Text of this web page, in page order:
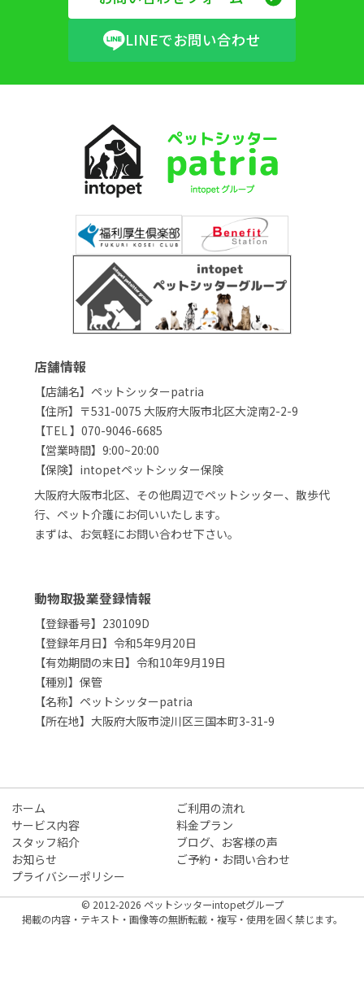
LINEでお問い合わせ
店舗情報
【店舗名】ペットシッターpatria
【住所】〒531-0075 大阪府大阪市北区大淀南2-2-9
【TEL 】070-9046-6685
【営業時間】9:00~20:00
【保険】intopetペットシッター保険
大阪府大阪市北区、その他周辺でペットシッター、散歩代
行、ペット介護にお伺いいたします。
まずは、お気軽にお問い合わせ下さい。
動物取扱業登録情報
【登録番号】230109D
【登録年月日】令和5年9月20日
【有効期間の末日】令和10年9月19日
【種別】保管
【名称】ペットシッターpatria
【所在地】大阪府大阪市淀川区三国本町3-31-9
ホーム
ご利用の流れ
サービス内容
料金プラン
スタッフ紹介
ブログ、お客様の声
お知らせ
ご予約・お問い合わせ
プライバシーポリシー
© 2012-2026 ペットシッターintopetグループ
掲載の内容・テキスト・画像等の無断転載・複写・使用を固く禁じます。